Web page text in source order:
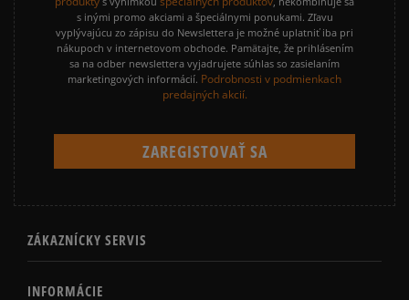
s inými promo akciami a špeciálnymi ponukami. Zľavu
vyplývajúcu zo zápisu do Newslettera je možné uplatniť iba pri
nákupoch v internetovom obchode. Pamätajte, že prihlásením
sa na odber newslettera vyjadrujete súhlas so zasielaním
marketingových informácií. Podrobnosti v podmienkach
predajných akcií.
ZÁKAZNÍCKY SERVIS
INFORMÁCIE